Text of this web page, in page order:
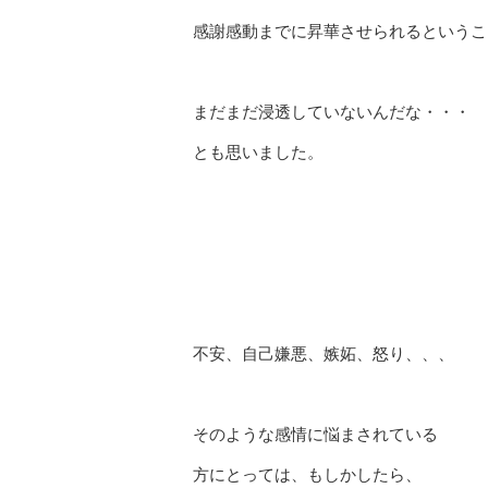
感謝感動までに昇華させられるという
まだまだ浸透していないんだな・・・
とも思いました。
不安、自己嫌悪、嫉妬、怒り、、、
そのような感情に悩まされている
方にとっては、もしかしたら、